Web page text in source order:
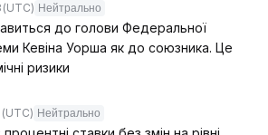
(UTC) Нейтрально
до голови Федеральної
Кевіна Уорша як до союзника. Це
ризики
(UTC) Нейтрально